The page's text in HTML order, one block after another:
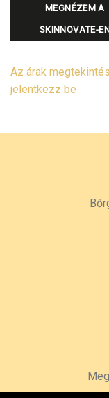
MEGNÉZEM A
SKINNOVATE-
Az árak
jelentkezz be